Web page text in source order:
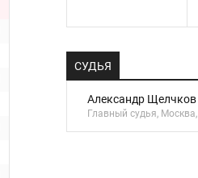
СУДЬЯ
Александр Щелчков
Главный судья,